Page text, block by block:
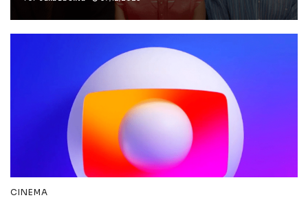
CINEMA